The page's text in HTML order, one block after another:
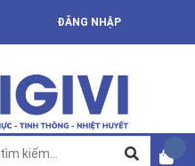
ĐĂNG NHẬP